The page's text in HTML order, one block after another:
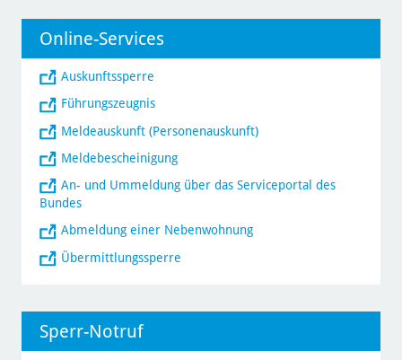
Online-Services
Auskunftssperre
Führungszeugnis
Meldeauskunft (Personenauskunft)
Meldebescheinigung
An- und Ummeldung über das Serviceportal des
Bundes
Abmeldung einer Nebenwohnung
Übermittlungssperre
Sperr-Notruf